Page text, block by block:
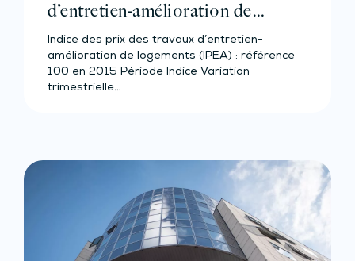
d’entretien-amélioration de
logements – Année 2023
Indice des prix des travaux d’entretien-
amélioration de logements (IPEA) : référence
100 en 2015 Période Indice Variation
trimestrielle…